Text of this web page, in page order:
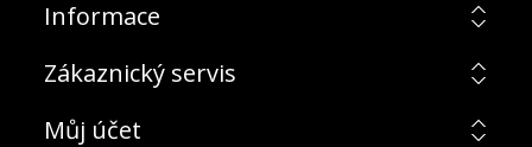
Informace
Zákaznický servis
Můj účet